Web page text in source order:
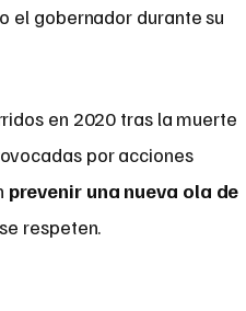
el gobernador durante su
en 2020 tras la muerte
por acciones
prevenir una nueva ola de
respeten.